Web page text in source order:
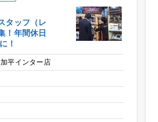
タッフ（レ
！年間休日
！
平インター店